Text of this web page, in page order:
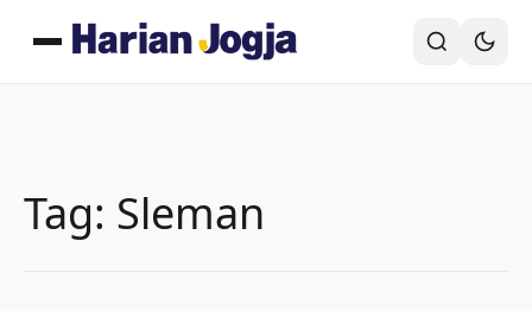
Tag: Sleman